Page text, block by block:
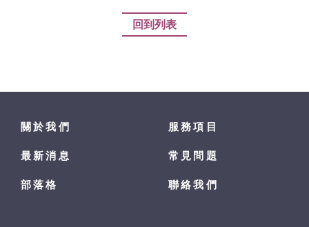
回到列表
關於我們 服務項目
最新消息 常見問題
部落格 聯絡我們